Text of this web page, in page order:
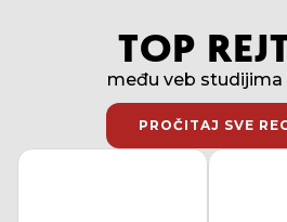
TOP
među veb studijima
PROČITAJ SVE
PROČITAJ SVE